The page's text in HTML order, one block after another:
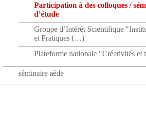
Participation à des colloques /
d’étude
Groupe d’Intérêt Scientifique
et Pratiques (…)
Plateforme nationale "Créativités et
séminaire aède